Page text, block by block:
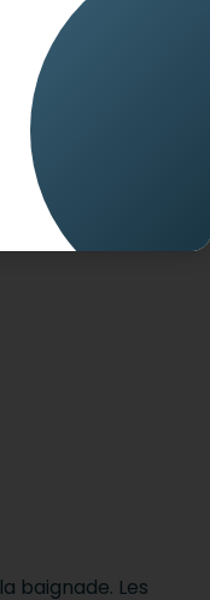
type de
l'accessibilité de
baignade. Les